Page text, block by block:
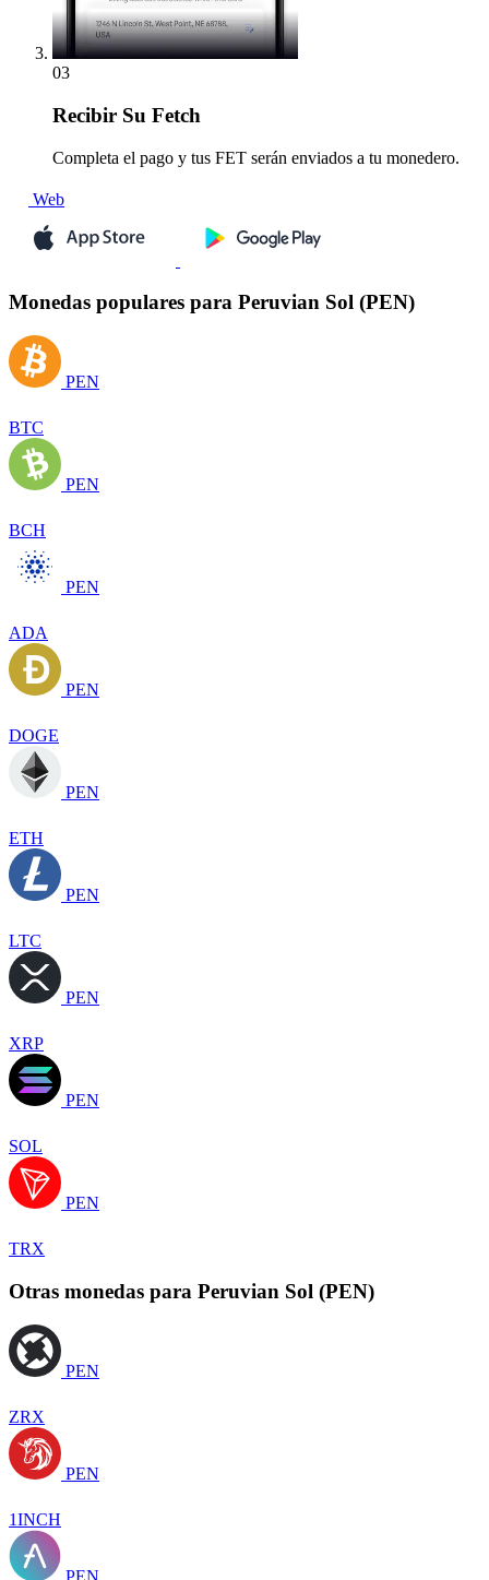
03
Recibir Su Fetch
Completa el pago y tus FET serán enviados a tu monedero.
Web
Monedas populares para Peruvian Sol (PEN)
PEN
BTC
PEN
BCH
PEN
ADA
PEN
DOGE
PEN
ETH
PEN
LTC
PEN
XRP
PEN
SOL
PEN
TRX
Otras monedas para Peruvian Sol (PEN)
PEN
ZRX
PEN
1INCH
PEN